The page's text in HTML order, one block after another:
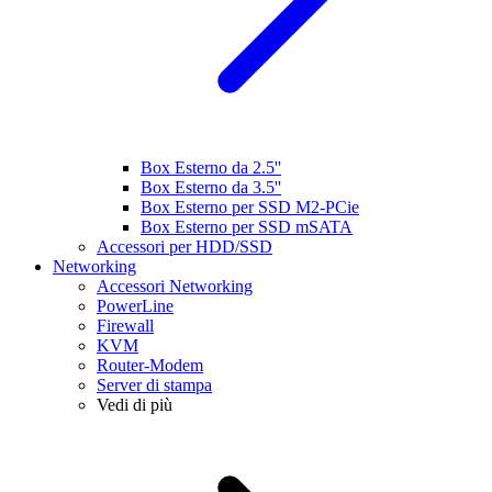
Box Esterno da 2.5''
Box Esterno da 3.5''
Box Esterno per SSD M2-PCie
Box Esterno per SSD mSATA
Accessori per HDD/SSD
Networking
Accessori Networking
PowerLine
Firewall
KVM
Router-Modem
Server di stampa
Vedi di più